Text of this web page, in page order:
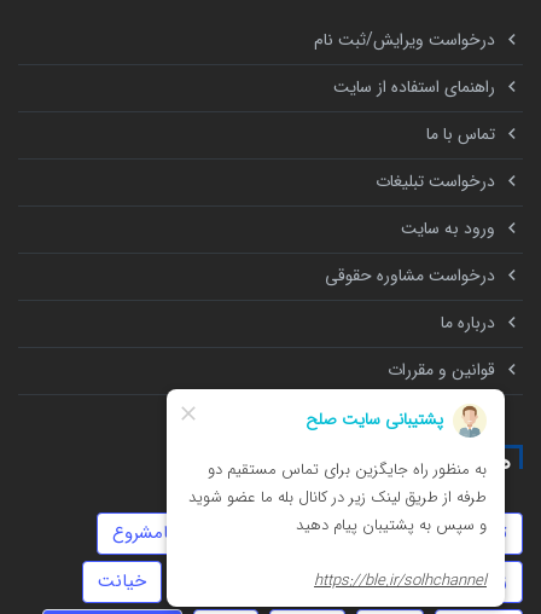
درخواست ویرایش/ثبت نام
راهنمای استفاده از سایت
تماس با ما
درخواست تبلیغات
ورود به سایت
درخواست مشاوره حقوقی
درباره ما
قوانین و مقررات
همه چیز درباره
تنظیم قرارداد موجر و مستاجر
روابط نامشروع
زورگیری
استارتاپ خیانت